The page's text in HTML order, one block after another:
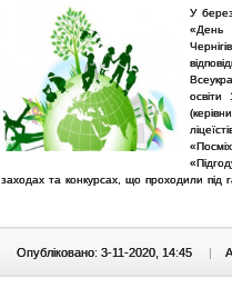
У
«День
освіти
заходах та конкурсах, що проходили під
Опубліковано: 3-11-2020, 14:45 |